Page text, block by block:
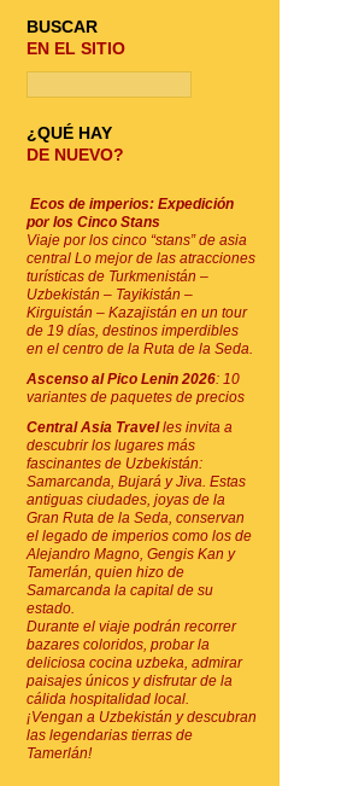
BUSCAR
EN EL SITIO
¿QUÉ HAY
DE NUEVO?
Ecos de imperios: Expedición
por los Cinco Stans
Viaje por los cinco “stans” de asia
central Lo mejor de las atracciones
turísticas de Turkmenistán –
Uzbekistán – Tayikistán –
Kirguistán – Kazajistán en un tour
de 19 días, destinos imperdibles
en el centro de la Ruta de la Seda.
Ascenso al Pico Lenin 2026: 10
variantes de paquetes de precios
Central Asia Travelles invita a
descubrir los lugares más
fascinantes de Uzbekistán:
Samarcanda, Bujará y Jiva. Estas
antiguas ciudades, joyas de la
Gran Ruta de la Seda, conservan
el legado de imperios como los de
Alejandro Magno, Gengis Kan y
Tamerlán, quien hizo de
Samarcanda la capital de su
estado.
Durante el viaje podrán recorrer
bazares coloridos, probar la
deliciosa cocina uzbeka, admirar
paisajes únicos y disfrutar de la
cálida hospitalidad local.
¡Vengan a Uzbekistán y descubran
las legendarias tierras de
Tamerlán!